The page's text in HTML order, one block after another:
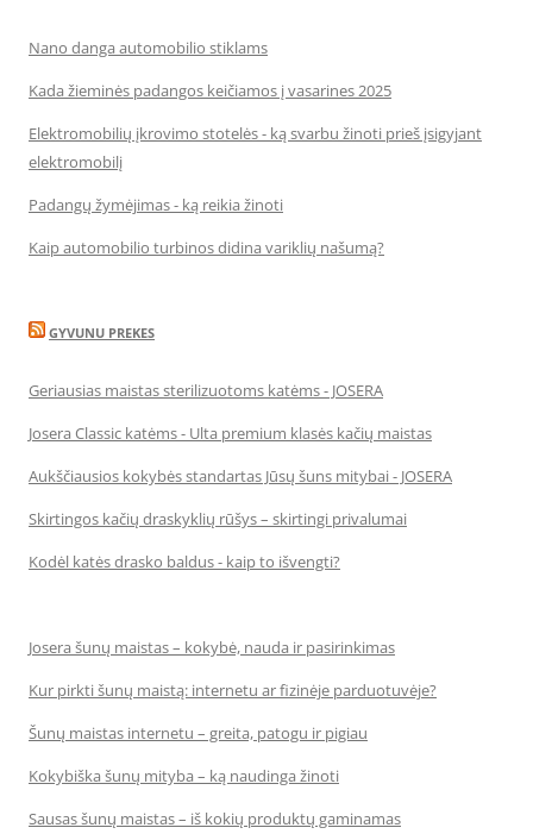
Nano danga automobilio stiklams
Kada žieminės padangos keičiamos į vasarines 2025
Elektromobilių įkrovimo stotelės - ką svarbu žinoti prieš įsigyjant
elektromobilį
Padangų žymėjimas - ką reikia žinoti
Kaip automobilio turbinos didina variklių našumą?
GYVUNU PREKES
Geriausias maistas sterilizuotoms katėms - JOSERA
Josera Classic katėms - Ulta premium klasės kačių maistas
Aukščiausios kokybės standartas Jūsų šuns mitybai - JOSERA
Skirtingos kačių draskyklių rūšys – skirtingi privalumai
Kodėl katės drasko baldus - kaip to išvengti?
Josera šunų maistas – kokybė, nauda ir pasirinkimas
Kur pirkti šunų maistą: internetu ar fizinėje parduotuvėje?
Šunų maistas internetu – greita, patogu ir pigiau
Kokybiška šunų mityba – ką naudinga žinoti
Sausas šunų maistas – iš kokių produktų gaminamas